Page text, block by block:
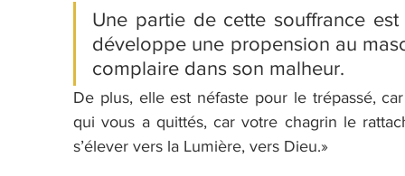
Une partie de cette souffrance
développe une propension au
complaire dans son malheur.
De plus, elle est néfaste pour le trépassé,
qui vous a quittés, car votre chagrin le
s’élever vers la Lumière, vers Dieu.»